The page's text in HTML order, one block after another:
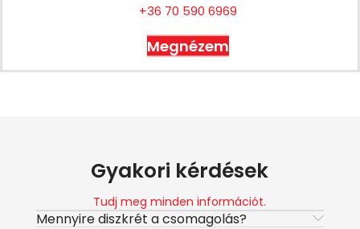
+36 70 590 6969
Megnézem
Gyakori kérdések
Tudj meg minden információt.
Mennyire diszkrét a csomagolás?